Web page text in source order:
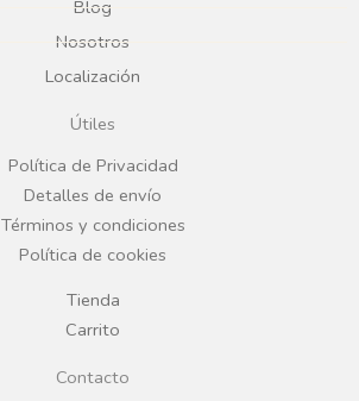
b
o
o
k
g
r
a
Blog
Nosotros
Localización
Útiles
Política de Privacidad
Detalles de envío
Términos y condiciones
Política de cookies
Tienda
Carrito
Contacto